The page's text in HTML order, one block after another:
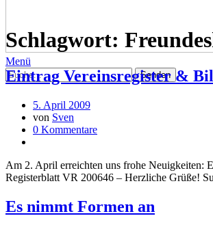
Menü
Schlagwort:
Eintrag Vereinsregister &
5. April 2009
von Sven
0 Kommentare
Am 2. April erreichten uns frohe Neuigkeiten:
Registerblatt VR 200646 – Herzliche Grüße!
Es nimmt Formen an